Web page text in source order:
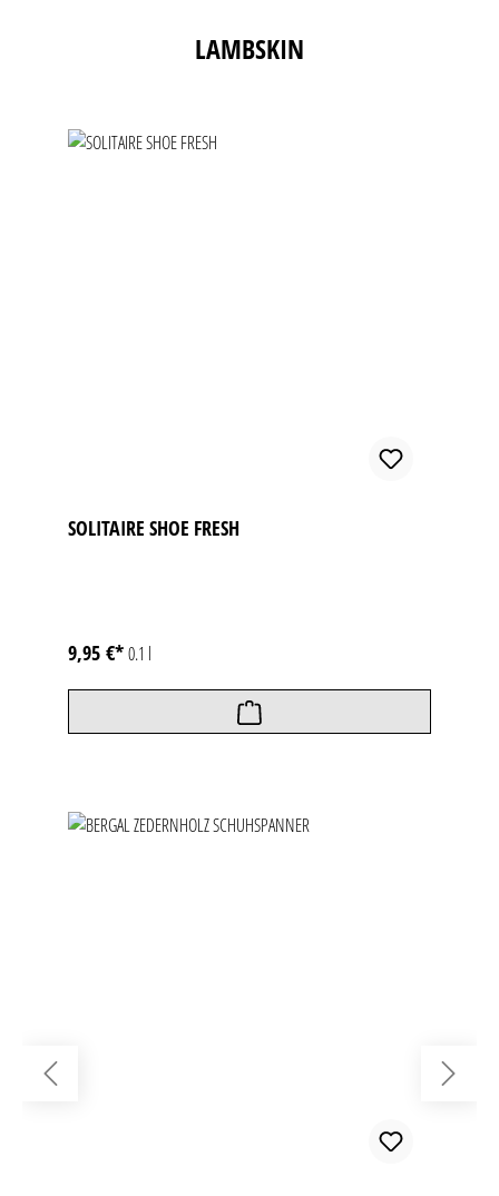
Produktgalerie überspringenLAMBSKIN
SOLITAIRE SHOE FRESH
9,95 €*0.1 l